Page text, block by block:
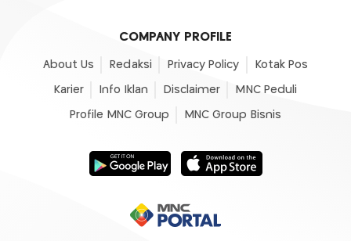
COMPANY PROFILE
About Us Redaksi Privacy Policy Kotak Pos
Karier Info Iklan Disclaimer MNC Peduli
Profile MNC Group MNC Group Bisnis